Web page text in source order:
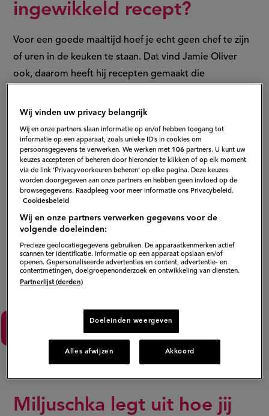
ingewikkeld recept?
Voor een goede maaltijd hoef je echt geen chef te zijn
of uren in de keuken te staan. Dat vindJamie Oliver
ook, daarom heeft hij recepten gemaakt die
hij geen onderscheid. De Italiaanse, Spaanse, of Thaise
keuken: niks wordt door Jamie overgeslagen. Ieder
land komt aan bod met zijn eigen bijzondere
ingrediënten en gerechten!
Miljuschka legt uit hoe jij
Wij vinden uw privacy belangrijk
Wij en onze partners slaan informatie op en/of hebben toegang tot
informatie op een apparaat, zoals unieke ID’s in cookies om
persoonsgegevens te verwerken. We werken met 106 partners. U kunt uw
keuzes accepteren of beheren door hieronder te klikken of op elk moment
via de link ‘Privacyvoorkeuren beheren’ op elke pagina. Deze keuzes
worden doorgegeven aan onze partners en hebben geen invloed op de
browsegegevens. Raadpleeg voor meer informatie ons Privacybeleid.
Cookiesbeleid
Wij en onze partners verwerken gegevens voor de
volgende doeleinden:
Precieze geolocatiegegevens gebruiken. De apparaatkenmerken actief
scannen ter identificatie. Informatie op een apparaat opslaan en/of
openen. Gepersonaliseerde advertenties en content, advertentie- en
contentmetingen, doelgroepenonderzoek en ontwikkeling van diensten.
Partnerlijst (derden)
Doeleinden weergeven
Alles afwijzen Akkoord